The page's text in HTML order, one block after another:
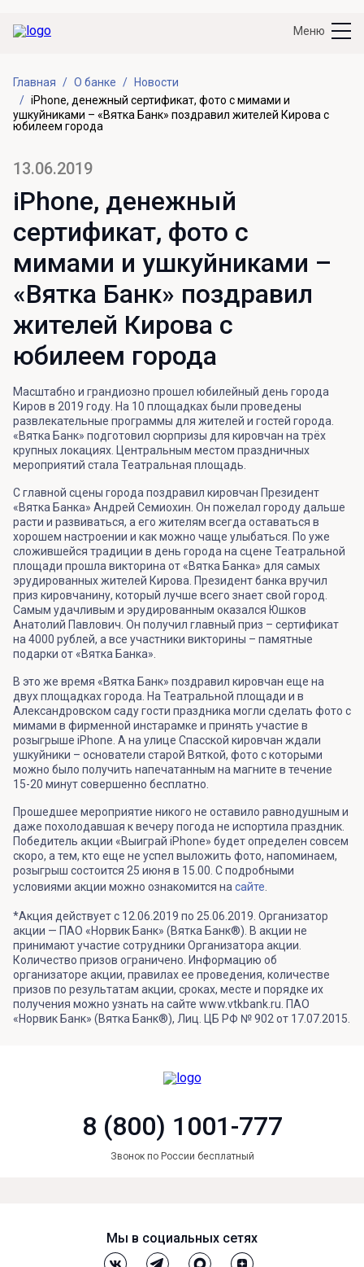
Меню
Главная О банке
Новости
iPhone, денежный сертификат, фото с мимами и
ушкуйниками – «Вятка Банк» поздравил жителей Кирова с
юбилеем города
13.06.2019
iPhone, денежный
сертификат, фото с
мимами и ушкуйниками –
«Вятка Банк» поздравил
жителей Кирова с
юбилеем города
Масштабно и грандиозно прошел юбилейный день города
Киров в 2019 году. На 10 площадках были проведены
развлекательные программы для жителей и гостей города.
«Вятка Банк» подготовил сюрпризы для кировчан на трёх
крупных локациях. Центральным местом праздничных
мероприятий стала Театральная площадь.
С главной сцены города поздравил кировчан Президент
«Вятка Банка» Андрей Семиохин. Он пожелал городу дальше
расти и развиваться, а его жителям всегда оставаться в
хорошем настроении и как можно чаще улыбаться. По уже
сложившейся традиции в день города на сцене Театральной
площади прошла викторина от «Вятка Банка» для самых
эрудированных жителей Кирова. Президент банка вручил
приз кировчанину, который лучше всего знает свой город.
Самым удачливым и эрудированным оказался Юшков
Анатолий Павлович. Он получил главный приз – сертификат
на 4000 рублей, а все участники викторины – памятные
подарки от «Вятка Банка».
В это же время «Вятка Банк» поздравил кировчан еще на
двух площадках города. На Театральной площади и в
Александровском саду гости праздника могли сделать фото с
мимами в фирменной инстарамке и принять участие в
розыгрыше iPhone. А на улице Спасской кировчан ждали
ушкуйники – основатели старой Вяткой, фото с которыми
можно было получить напечатанным на магните в течение
15-20 минут совершенно бесплатно.
Прошедшее мероприятие никого не оставило равнодушным и
даже похолодавшая к вечеру погода не испортила праздник.
Победитель акции «Выиграй iPhone» будет определен совсем
скоро, а тем, кто еще не успел выложить фото, напоминаем,
розыгрыш состоится 25 июня в 15.00. С подробными
условиями акции можно ознакомится на сайте
*Акция действует с 12.06.2019 по 25.06.2019. Организатор
акции — ПАО «Норвик Банк» (Вятка Банк®). В акции не
принимают участие сотрудники Организатора акции.
Количество призов ограничено. Информацию об
организаторе акции, правилах ее проведения, количестве
призов по результатам акции, сроках, месте и порядке их
получения можно узнать на сайте www.vtkbank.ru. ПАО
«Норвик Банк» (Вятка Банк®), Лиц. ЦБ РФ № 902 от 17.07.2015.
8 (800) 1001-777
Звонок по России бесплатный
Мы в социальных сетях